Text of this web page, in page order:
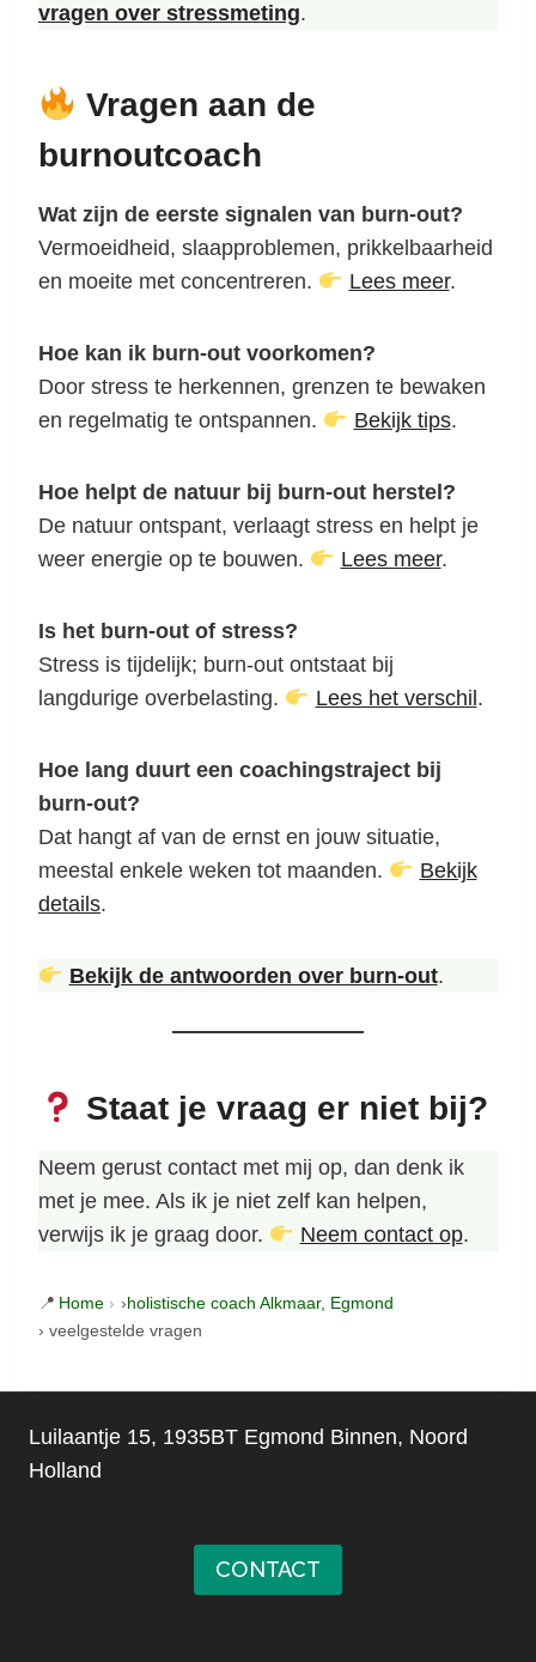
vragen over stressmeting.
Vragen aan de
burnoutcoach
Wat zijn de eerste signalen van burn-out?
Vermoeidheid, slaapproblemen, prikkelbaarheid
en moeite met concentreren.
Lees meer.
Hoe kan ik burn-out voorkomen?
Door stress te herkennen, grenzen te bewaken
en regelmatig te ontspannen.
Bekijk tips.
Hoe helpt de natuur bij burn-out herstel?
De natuur ontspant, verlaagt stress en helpt je
weer energie op te bouwen.
Lees meer.
Is het burn-out of stress?
Stress is tijdelijk; burn-out ontstaat bij
langdurige overbelasting.
Lees het verschil .
Hoe lang duurt een coachingstraject bij
burn-out?
Dat hangt af van de ernst en jouw situatie,
meestal enkele weken tot maanden.
Bekijk
details.
Bekijk de antwoorden over burn-out.
Staat je vraag er niet bij?
Neem gerust contact met mij op, dan denk ik
met je mee. Als ik je niet zelf kan helpen,
verwijs ik je graag door.
Neem contact op.
Home ›holistische coach Alkmaar, Egmond
› veelgestelde vragen
Luilaantje 15, 1935BT Egmond Binnen, Noord
Holland
CONTACT